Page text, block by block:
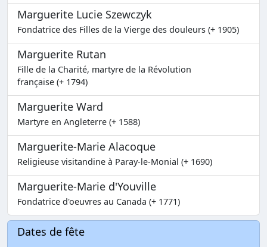
Marguerite Lucie Szewczyk
Fondatrice des Filles de la Vierge des douleurs (+ 1905)
Marguerite Rutan
Fille de la Charité, martyre de la Révolution
française (+ 1794)
Marguerite Ward
Martyre en Angleterre (+ 1588)
Marguerite-Marie Alacoque
Religieuse visitandine à Paray-le-Monial (+ 1690)
Marguerite-Marie d'Youville
Fondatrice d'oeuvres au Canada (+ 1771)
Dates de fête